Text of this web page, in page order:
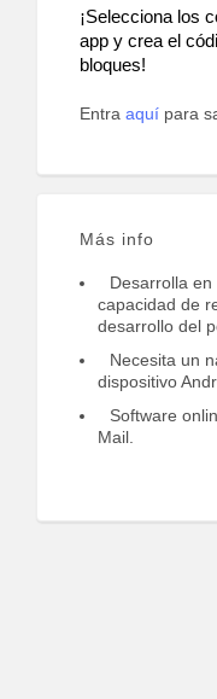
¡Selecciona los
app y crea el
bloques!
Entra aquí para
Más info
Desarrolla
capacidad de
desarrollo del
Necesita un
dispositivo
Software
Mail.